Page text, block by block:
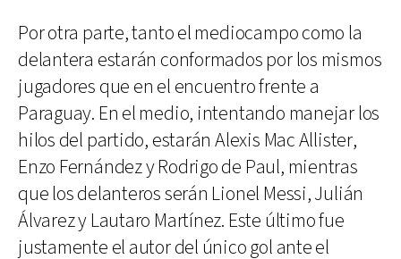
Por otra parte, tanto el mediocampo como la
delantera estarán conformados por los mismos
jugadores que en el encuentro frente a
Paraguay. En el medio, intentando manejar los
hilos del partido, estarán Alexis Mac Allister,
Enzo Fernández y Rodrigo de Paul, mientras
que los delanteros serán Lionel Messi, Julián
Álvarez y Lautaro Martínez. Este último fue
justamente el autor del único gol ante el